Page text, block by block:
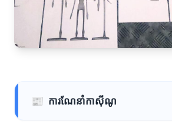
📰 ការណែនាំកាស៊ីណូ